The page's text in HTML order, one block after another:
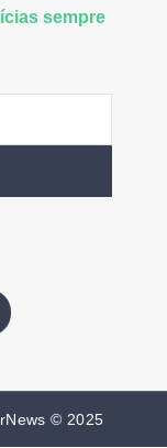
sempre
© 2025